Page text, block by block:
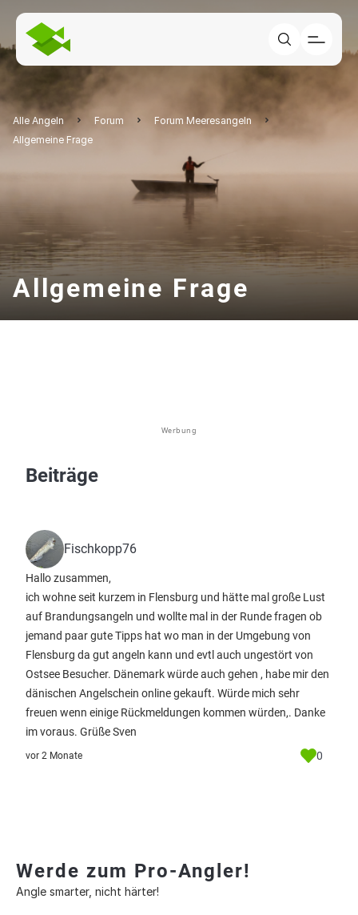
Alle Angeln Forum
Forum Meeresangeln
Allgemeine Frage
Allgemeine Frage
Werbung
Beiträge
Fischkopp76
Hallo zusammen,
ich wohne seit kurzem in Flensburg und hätte mal große Lust
auf Brandungsangeln und wollte mal in der Runde fragen ob
jemand paar gute Tipps hat wo man in der Umgebung von
Flensburg da gut angeln kann und evtl auch ungestört von
Ostsee Besucher. Dänemark würde auch gehen , habe mir den
dänischen Angelschein online gekauft. Würde mich sehr
freuen wenn einige Rückmeldungen kommen würden,. Danke
im voraus. Grüße Sven
vor 2 Monate 0
Werde zum Pro-Angler!
Angle smarter, nicht härter!